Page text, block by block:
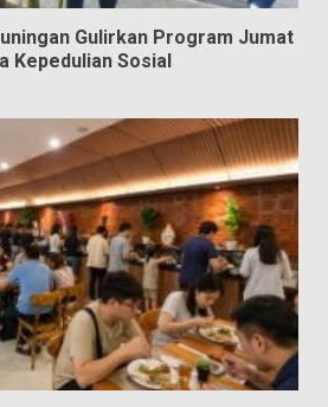
Gulirkan Program Jumat
Kepedulian Sosial